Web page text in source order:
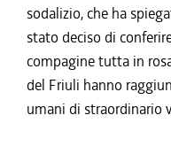
sodalizio, che ha
stato deciso di
compagine tutta in
del Friuli hanno
umani di straordinario